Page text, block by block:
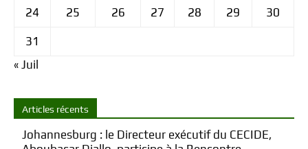
24 25 26 27 28 29 30
31
« Juil
Articles récents
Johannesburg : le Directeur exécutif du CECIDE,